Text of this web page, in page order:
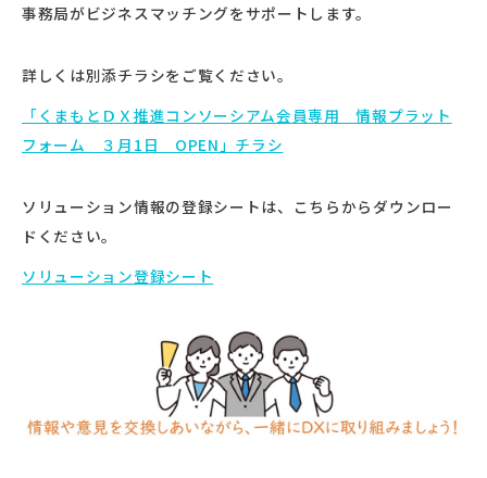
事務局がビジネスマッチングをサポートします。
詳しくは別添チラシをご覧ください。
「くまもとＤＸ推進コンソーシアム会員専用 情報プラット
フォーム ３月1日 OPEN」チラシ
ソリューション情報の登録シートは、こちらからダウンロー
ドください。
ソリューション登録シート